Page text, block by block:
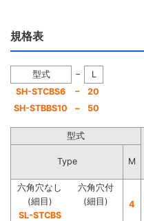
規格表
型式 −
L
SH-STCBS6
−
20
SH-STBBS10
− 50
型式
Type
M
六角穴なし
(細目)
SL-STCBS
六角穴付
(細目)
4